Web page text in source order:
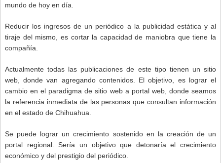
mundo de hoy en día.
Reducir los ingresos de un periódico a la publicidad estática y al
tiraje del mismo, es cortar la capacidad de maniobra que tiene la
compañía.
Actualmente todas las publicaciones de este tipo tienen un sitio
web, donde van agregando contenidos. El objetivo, es lograr el
cambio en el paradigma de sitio web a portal web, donde seamos
la referencia inmediata de las personas que consultan información
en el estado de Chihuahua.
Se puede lograr un crecimiento sostenido en la creación de un
portal regional. Sería un objetivo que detonaría el crecimiento
económico y del prestigio del periódico.